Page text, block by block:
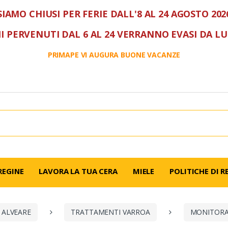
CHIUSI PER FERIE DALL'8 AL 24 AGOSTO
DAL 6 AL 24 VERRANNO EVASI DA
PRIMAPE VI AUGURA BUONE VACANZE
LAVORA LA TUA CERA MIELE POLITICHE DI
TRATTAMENTI VARROA